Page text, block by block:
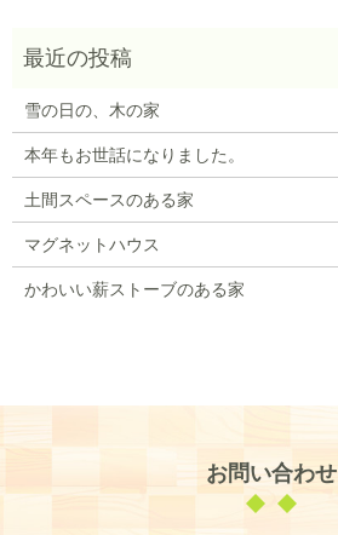
雪の日の、木の家
本年もお世話になりました。
土間スペースのある家
マグネットハウス
かわいい薪ストーブのある家
お問い合わせ